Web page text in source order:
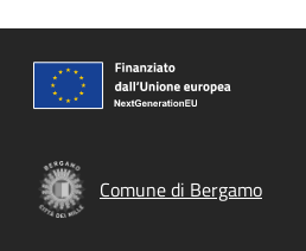
Comune di Bergamo